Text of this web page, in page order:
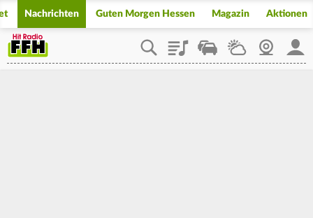
Nachrichten Guten Morgen Hessen Magazin Aktionen
PlaylistStaupilotWetterWebcam